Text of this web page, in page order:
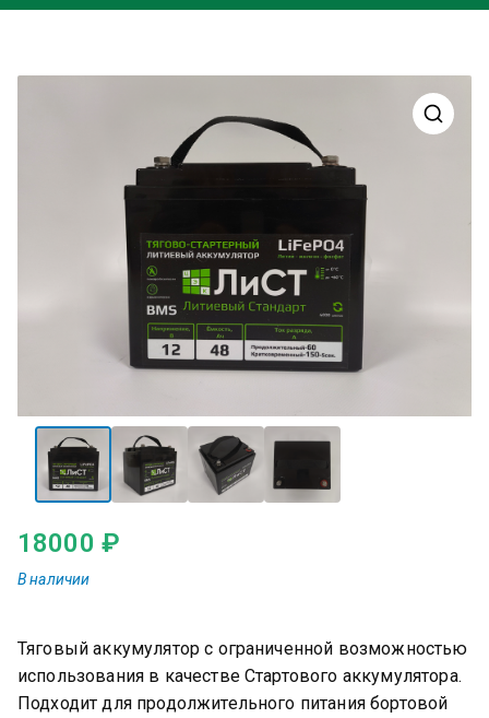
18000 ₽
Тяговый аккумулятор с ограниченной возможностью
использования в качестве Стартового аккумулятора.
Подходит для продолжительного питания бортовой